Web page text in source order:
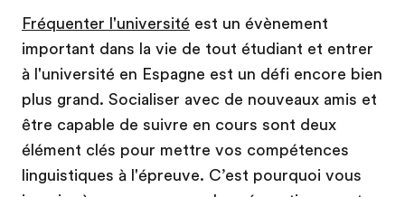
Fréquenter l'université est un évènement
important dans la vie de tout étudiant et entrer
à l'université en Espagne est un défi encore bien
plus grand. Socialiser avec de nouveaux amis et
être capable de suivre en cours sont deux
élément clés pour mettre vos compétences
linguistiques à l'épreuve. C’est pourquoi vous